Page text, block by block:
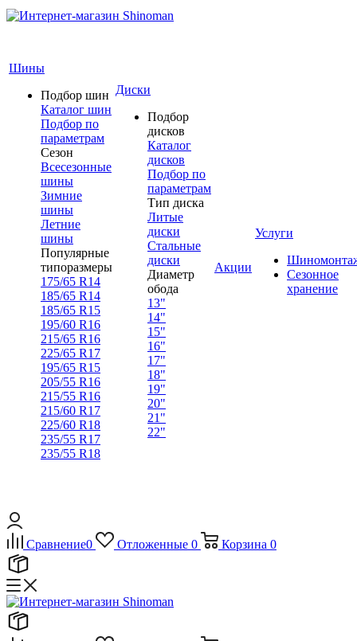
Шины
Подбор шин
Каталог шин
Подбор по
параметрам
Сезон
Всесезонные
шины
Зимние
шины
Летние
шины
Популярные
типоразмеры
175/65 R14
185/65 R14
185/65 R15
195/60 R16
215/65 R16
225/65 R17
195/65 R15
205/55 R16
215/55 R16
215/60 R17
225/60 R18
235/55 R17
235/55 R18
Диски
Подбор
дисков
Каталог
дисков
Подбор по
параметрам
Тип диска
Литые
диски
Стальные
диски
Диаметр
обода
13"
14"
15"
16"
17"
18"
19"
20"
21"
22"
Акции
Услуги
Сезонное
хранение
Сравнение0 Отложенные 0 Корзина 0